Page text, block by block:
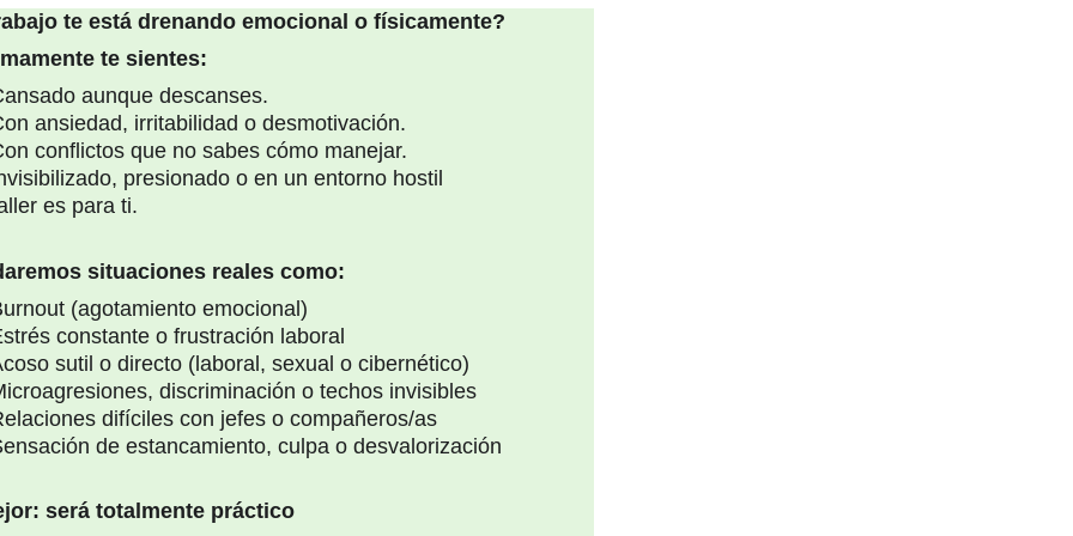
te está drenando emocional o físicamente?
te sientes:
aunque descanses.
ansiedad, irritabilidad o desmotivación.
conflictos que no sabes cómo manejar.
presionado o en un entorno hostil
es para ti.
situaciones reales como:
(agotamiento emocional)
constante o frustración laboral
sutil o directo (laboral, sexual o cibernético)
discriminación o techos invisibles
difíciles con jefes o compañeros/as
de estancamiento, culpa o desvalorización
será totalmente práctico